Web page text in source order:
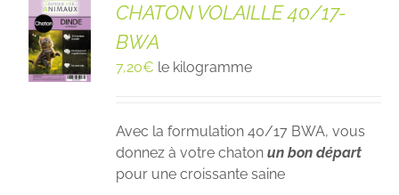
CHATON VOLAILLE 40/17-
BWA
7,20€ le kilogramme
Avec la formulation 40/17 BWA, vous
donnez à votre chatonun bon départ
pour une croissante saine